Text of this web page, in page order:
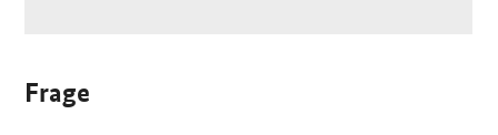
Frage